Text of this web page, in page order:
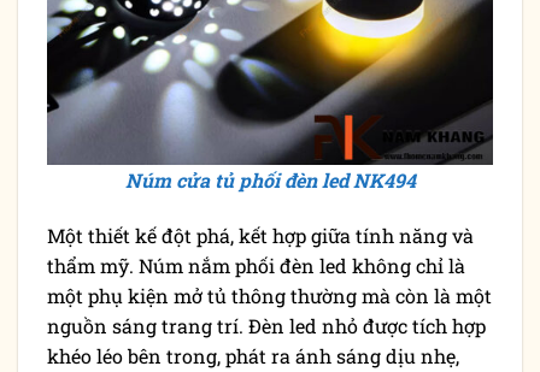
Núm cửa tủ phối đèn led NK494
Một thiết kế đột phá, kết hợp giữa tính năng và
thẩm mỹ. Núm nắm phối đèn led không chỉ là
một phụ kiện mở tủ thông thường mà còn là một
nguồn sáng trang trí. Đèn led nhỏ được tích hợp
khéo léo bên trong, phát ra ánh sáng dịu nhẹ,